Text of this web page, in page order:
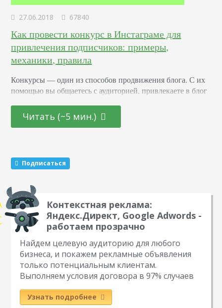
27.06.2018 67840
Как провести конкурс в Инстаграме для
привлечения подписчиков: примеры,
механики, правила
Конкурсы –– один из способов продвижения блога. С их
помощью вы общаетесь с аудиторией, привлекаете в блог
что вы обещаете участникам подарок за то, что они тем
или иным образом расскажут о вас другим пользователям.
механики, которые маркетологи советуют чередовать…
Читать (~5 мин.)
Подписаться
Контекстная реклама:
Яндекс.Директ, Google Adwords -
работаем прозрачно
Найдем целевую аудиторию для любого
бизнеса, и покажем рекламные объявления
только потенциальным клиентам.
Выполняем условия договора в 97% случаев
Узнать подробнее